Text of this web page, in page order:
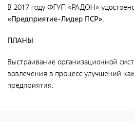
В 2017 году ФГУП «РАДОН»
«Предприятие-Лидер ПСР».
ПЛАНЫ
Выстраивание организационной
вовлечения в процесс улучшений
предприятия.
Контроль и прием РАО и ИИИ от
поставщиков
Транспортирование РАО
Обеспечение безопасного
Обследование объектов и